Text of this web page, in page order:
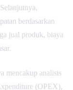
berdasarkan
jual produk, biaya
mencakup analisis
(OPEX),